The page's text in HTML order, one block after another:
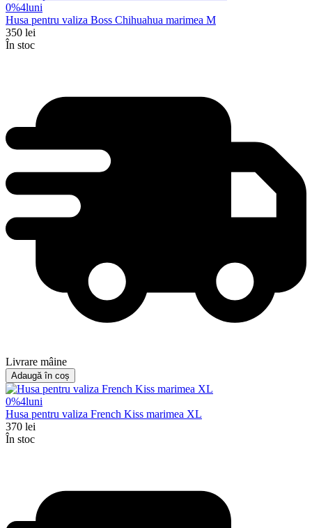
0%4luni
Husa pentru valiza Boss Chihuahua marimea M
350 lei
În stoc
Livrare mâine
Adaugă în coș
0%4luni
Husa pentru valiza French Kiss marimea XL
370 lei
În stoc